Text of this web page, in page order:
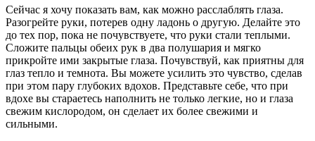
Сейчас я хочу показать вам, как можно расслаблять глаза.
Разогрейте руки, потерев одну ладонь о другую. Делайте это
до тех пор, пока не почувствуете, что руки стали теплыми.
Сложите пальцы обе­их рук в два полушария и мягко
прикройте ими закрытые глаза. Почувствуй, как приятны для
глаз тепло и темнота. Вы мо­жете усилить это чувство, сделав
при этом пару глубоких вдо­хов. Представьте себе, что при
вдохе вы стараетесь наполнить не только легкие, но и глаза
свежим кислородом, он сделает их более свежими и
сильными.